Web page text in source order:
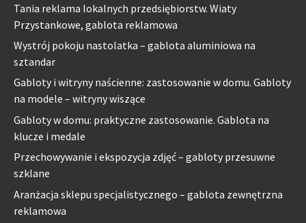
Tania reklama lokalnych przedsiębiorstw. Wiaty
Przystankowe, gablota reklamowa
Wystrój pokoju nastolatka – gablota aluminiowa na
sztandar
Gabloty i witryny naścienne: zastosowanie w domu. Gabloty
na modele – witryny wiszące
Gabloty w domu: praktyczne zastosowanie. Gablota na
klucze i medale
Przechowywanie i ekspozycja zdjęć – gabloty przesuwne
szklane
Aranżacja sklepu specjalistycznego – gablota zewnętrzna
reklamowa